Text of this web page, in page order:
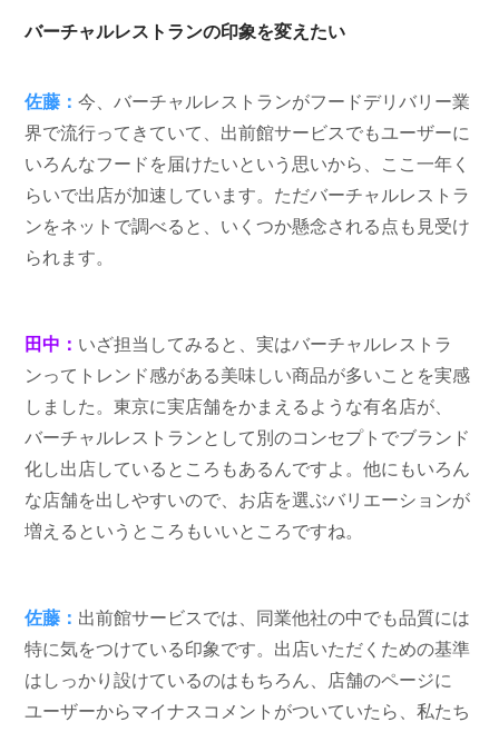
バーチャルレストランの印象を変えたい
佐藤：今、バーチャルレストランがフードデリバリー業
界で流行ってきていて、出前館サービスでもユーザーに
いろんなフードを届けたいという思いから、ここ一年く
らいで出店が加速しています。ただバーチャルレストラ
ンをネットで調べると、いくつか懸念される点も見受け
られます。
田中： いざ担当してみると、実はバーチャルレストラ
ンってトレンド感がある美味しい商品が多いことを実感
しました。東京に実店舗をかまえるような有名店が、
バーチャルレストランとして別のコンセプトでブランド
化し出店しているところもあるんですよ。他にもいろん
な店舗を出しやすいので、お店を選ぶバリエーションが
増えるというところもいいところですね。
佐藤： 出前館サービスでは、同業他社の中でも品質には
特に気をつけている印象です。出店いただくための基準
はしっかり設けているのはもちろん、店舗のページに
ユーザーからマイナスコメントがついていたら、私たち